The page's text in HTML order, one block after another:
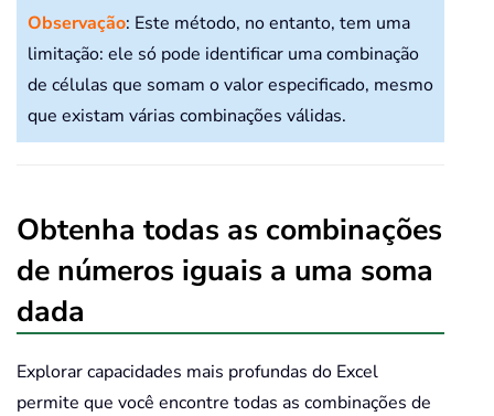
Observação: Este método, no entanto, tem uma
limitação: ele só pode identificar uma combinação
de células que somam o valor especificado, mesmo
que existam várias combinações válidas.
Obtenha todas as combinações
de números iguais a uma soma
dada
Explorar capacidades mais profundas do Excel
permite que você encontre todas as combinações de